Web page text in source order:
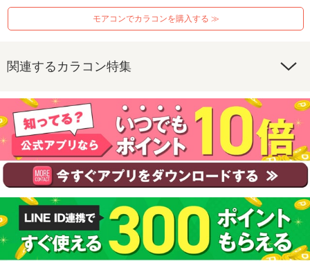
モアコンでカラコンを購入する ≫
関連するカラコン特集